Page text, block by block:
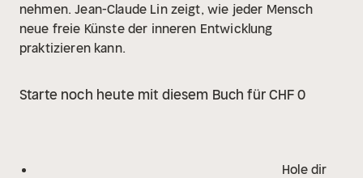
nehmen. Jean-Claude Lin zeigt, wie jeder Mensch
neue freie Künste der inneren Entwicklung
praktizieren kann.
Starte noch heute mit diesem Buch für CHF 0
Hole dir